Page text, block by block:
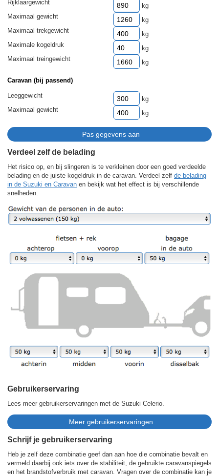
Rijklaargewicht
kg
Maximaal gewicht
kg
Maximaal trekgewicht
kg
Maximale kogeldruk
kg
Maximaal treingewicht
kg
Caravan (bij passend)
Leeggewicht
kg
Maximaal gewicht
kg
Verdeel zelf de belading
Het risico op, en bij slingeren is te verkleinen door een goed verdeelde
belading en de juiste kogeldruk in de caravan. Verdeel zelf de belading
in de Suzuki en Caravan en bekijk wat het effect is bij verschillende
snelheden.
Gebruikerservaring
Lees meer gebruikerservaringen met de Suzuki Celerio.
Schrijf je gebruikerservaring
Heb je zelf deze combinatie geef dan aan hoe die combinatie bevalt en
vermeld daarbij ook iets over de stabiliteit, de gebruikte caravanspiegels
en het brandstofverbruik met caravan. Vragen over de combinatie kan je